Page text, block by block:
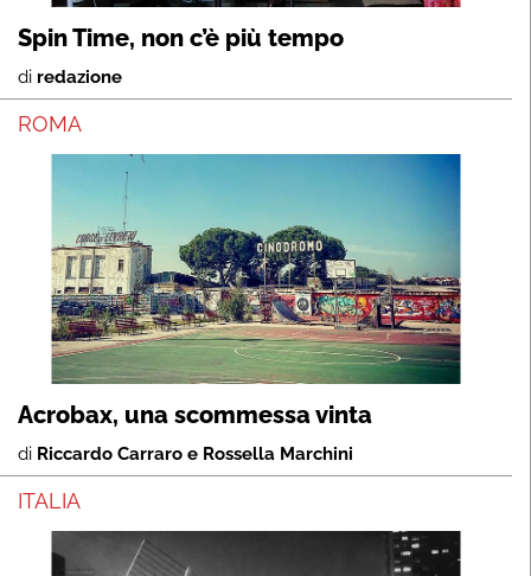
Spin Time, non c’è più tempo
di redazione
ROMA
Acrobax, una scommessa vinta
di Riccardo Carraro e Rossella Marchini
ITALIA